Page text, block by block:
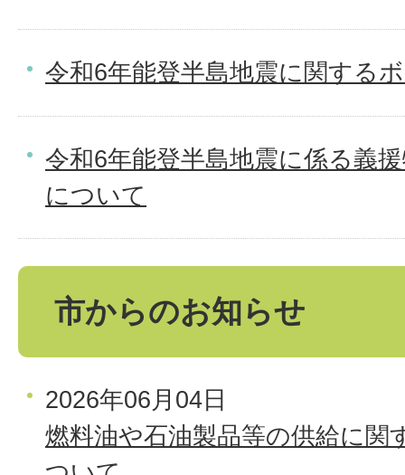
令和6年能登半島地震に関する
令和6年能登半島地震に係る義
について
市からのお知らせ
2026年06月04日
燃料油や石油製品等の供給に関